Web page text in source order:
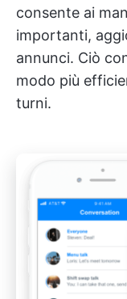
consente ai
importanti,
annunci. Ciò
modo più
turni.